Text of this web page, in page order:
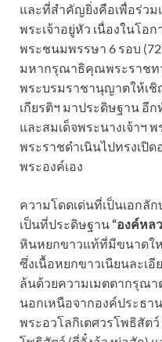
และที่สำคัญยิ่งคือเพื่อร่วม
พระเจ้าอยู่หัว เนื่องในโอ
พระชนมพรรษา 6 รอบ
มหากรุณาธิคุณพระราชท
พระบรมราชานุญาตให้เ
เกียรติฯ มาประดิษฐาน อี
และสมเด็จพระนางเจ้าฯ
พระราชดำเนินไปทรงเปิ
พระองค์เอง
ความโดดเด่นที่เป็นเอกลั
เป็นที่ประดิษฐาน“องค์หล
หินหยกขาวแท้ที่มีขนาดใ
ซึ่งเนื้อหยกขาวเนียนละเ
ล้นด้วยความเมตตากรุณ
นอกเหนือจากองค์ประธา
พระอวโลกิเตศวรโพธิสัต